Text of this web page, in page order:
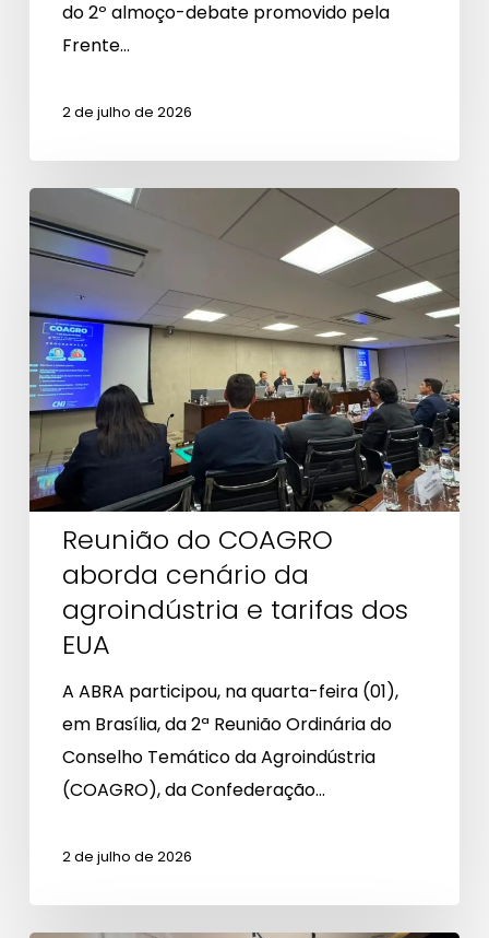
do 2º almoço-debate promovido pela
Frente…
2 de julho de 2026
do
COAGRO
aborda
cenário
da
agroindústria
e
tarifas
dos
Reunião do COAGRO
aborda cenário da
agroindústria e tarifas dos
EUA
A ABRA participou, na quarta-feira (01),
em Brasília, da 2ª Reunião Ordinária do
Conselho Temático da Agroindústria
(COAGRO), da Confederação…
2 de julho de 2026